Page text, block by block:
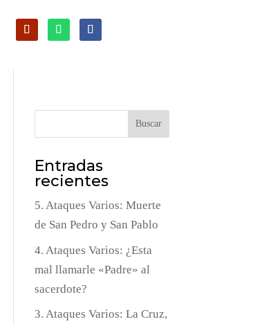
Buscar
Entradas
recientes
5. Ataques Varios: Muerte
de San Pedro y San Pablo
4. Ataques Varios: ¿Esta
mal llamarle «Padre» al
sacerdote?
3. Ataques Varios: La Cruz,